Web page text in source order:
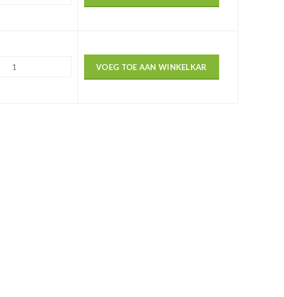
VOEG TOE AAN WINKELKAR